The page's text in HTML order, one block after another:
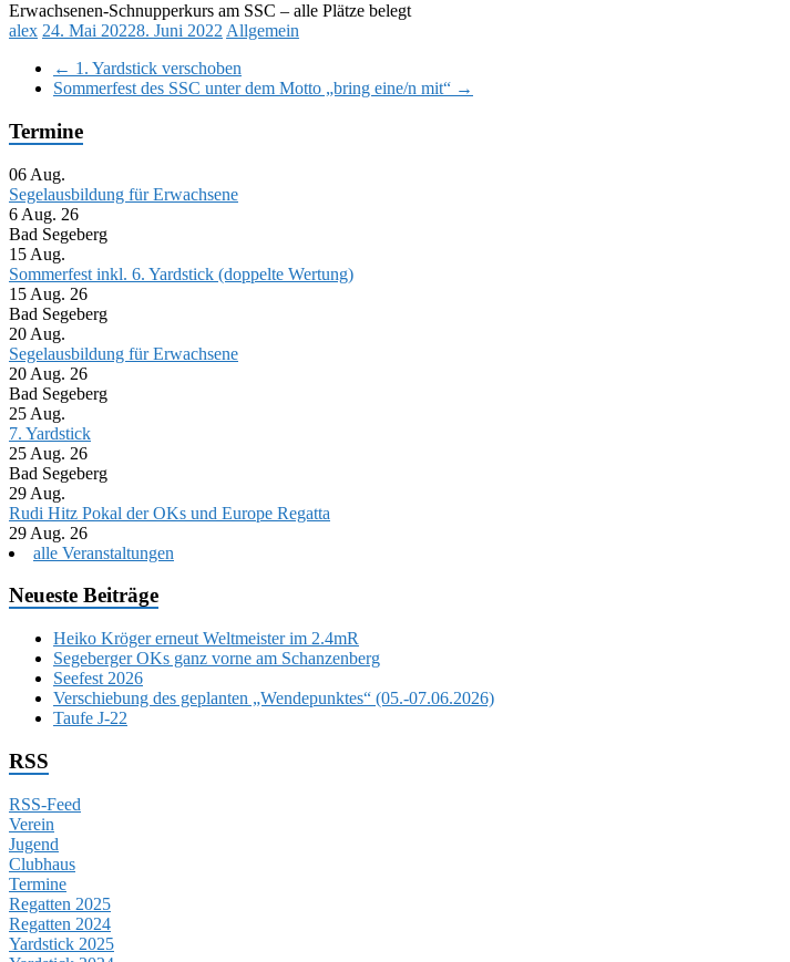
Erwachsenen-Schnupperkurs am SSC – alle Plätze belegt
alex 24. Mai 20228. Juni 2022 Allgemein
← 1. Yardstick verschoben
Sommerfest des SSC unter dem Motto „bring eine/n mit“ →
Termine
06 Aug.
Segelausbildung für Erwachsene
6 Aug. 26
Bad Segeberg
15 Aug.
Sommerfest inkl. 6. Yardstick (doppelte Wertung)
15 Aug. 26
Bad Segeberg
20 Aug.
Segelausbildung für Erwachsene
20 Aug. 26
Bad Segeberg
25 Aug.
7. Yardstick
25 Aug. 26
Bad Segeberg
29 Aug.
Rudi Hitz Pokal der OKs und Europe Regatta
29 Aug. 26
alle Veranstaltungen
Neueste Beiträge
Heiko Kröger erneut Weltmeister im 2.4mR
Segeberger OKs ganz vorne am Schanzenberg
Seefest 2026
Verschiebung des geplanten „Wendepunktes“ (05.-07.06.2026)
Taufe J-22
RSS
RSS-Feed
Verein
Jugend
Clubhaus
Termine
Regatten 2025
Regatten 2024
Yardstick 2025